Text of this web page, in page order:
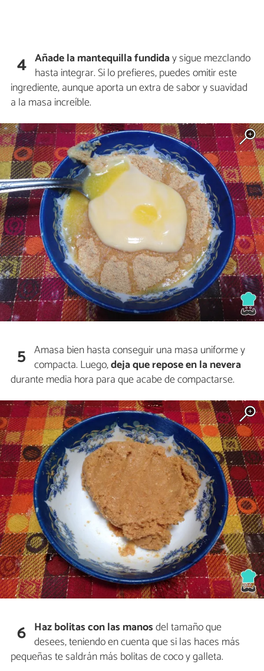
4 Añade la mantequilla fundiday sigue mezclando
hasta integrar. Si lo prefieres, puedes omitir este
ingrediente, aunque aporta un extra de sabor y suavidad
a la masa increíble.
5 Amasa bien hasta conseguir una masa uniforme y
compacta. Luego,deja que repose en la nevera
durante media hora para que acabe de compactarse.
6 Haz bolitas con las manosdel tamaño que
desees, teniendo en cuenta que si las haces más
pequeñas te saldrán más bolitas de coco y galleta.